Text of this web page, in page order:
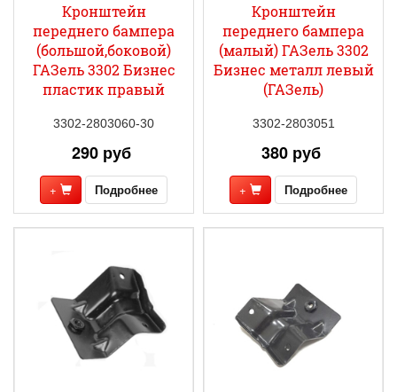
Кронштейн
переднего бампера
(большой,боковой)
ГАЗель 3302 Бизнес
пластик правый
3302-2803060-30
290 руб
+ Подробнее
Кронштейн
переднего бампера
(малый) ГАЗель 3302
Бизнес металл левый
(ГАЗель)
3302-2803051
380 руб
+ Подробнее